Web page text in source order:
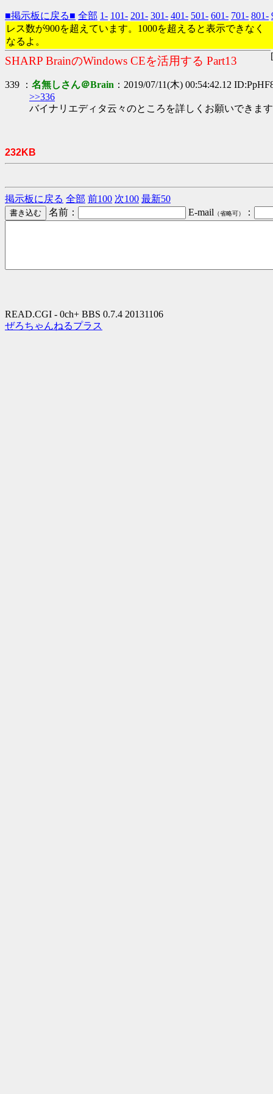
■掲示板に戻る■ 全部 1- 101- 201- 301- 401- 501- 601- 701- 801-
レス数が900を超えています。1000を超えると表示できなく
なるよ。
SHARP BrainのWindows CEを活用する Part13
339 ： 名無しさん＠Brain ：2019/07/11(木) 00:54:42.12
>>336
バイナリエディタ云々のところを詳しくお願いできま
232KB
掲示板に戻る 全部 前100 次100 最新50
名前：
E-mail （省略可） ：
READ.CGI - 0ch+ BBS 0.7.4 20131106
ぜろちゃんねるプラス